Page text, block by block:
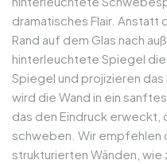
dramatisches Flair. Anstatt
Rand auf dem Glas nach
hinterleuchtete Spiegel
Spiegel und projizieren
wird die Wand in ein
das den Eindruck erweckt,
schweben. Wir empfehlen
strukturierten Wänden, wie